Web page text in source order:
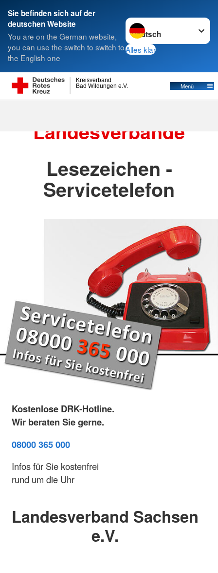
Sie befinden sich auf der
deutschen Website
You are on the German website,
you can use the switch to switch to
the English one
Sprache wechseln zu
Alles klar
Bad Wildungen e.V.
Kreisverband
Menü
Suche
Landesverbände
Landesverbände
Lesezeichen -
Servicetelefon
Kostenlose DRK-Hotline.
Wir beraten Sie gerne.
08000 365 000
Infos für Sie kostenfrei
rund um die Uhr
Landesverband Sachsen
e.V.